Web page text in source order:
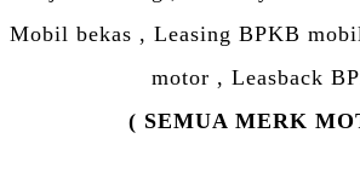
Mobil bekas , Leasing BPKB
motor , Leasback
( SEMUA MERK